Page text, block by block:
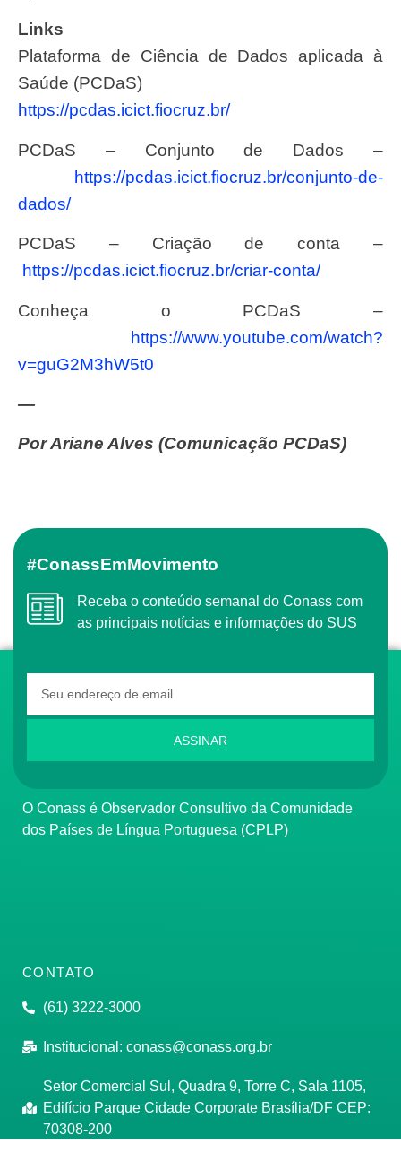
Links
Plataforma de Ciência de Dados aplicada à
Saúde (PCDaS)
https://pcdas.icict.fiocruz.br/
PCDaS – Conjunto de Dados –
https://pcdas.icict.fiocruz.br/conjunto-de-
dados/
PCDaS – Criação de conta –
https://pcdas.icict.fiocruz.br/criar-conta/
Conheça o PCDaS –
https://www.youtube.com/watch?
v=guG2M3hW5t0
—
Por Ariane Alves (Comunicação PCDaS)
#ConassEmMovimento
Receba o conteúdo semanal do Conass com
as principais notícias e informações do SUS
ASSINAR
O Conass é Observador Consultivo da Comunidade
dos Países de Língua Portuguesa (CPLP)
CONTATO
(61) 3222-3000
Institucional: conass@conass.org.br
Setor Comercial Sul, Quadra 9, Torre C, Sala 1105,
Edifício Parque Cidade Corporate Brasília/DF CEP:
70308-200